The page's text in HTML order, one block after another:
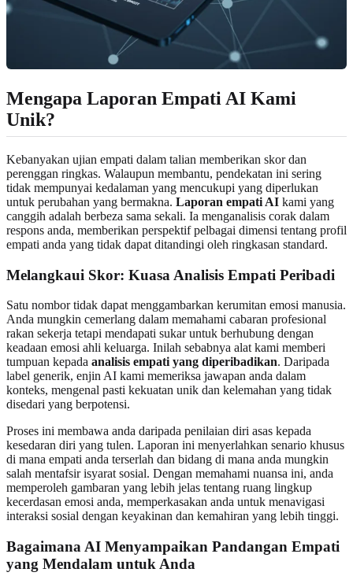
Mengapa Laporan Empati AI Kami
Unik?
Kebanyakan ujian empati dalam talian memberikan skor dan
perenggan ringkas. Walaupun membantu, pendekatan ini sering
tidak mempunyai kedalaman yang mencukupi yang diperlukan
untuk perubahan yang bermakna. Laporan empati AI kami yang
canggih adalah berbeza sama sekali. Ia menganalisis corak dalam
respons anda, memberikan perspektif pelbagai dimensi tentang profil
empati anda yang tidak dapat ditandingi oleh ringkasan standard.
Melangkaui Skor: Kuasa Analisis Empati Peribadi
Satu nombor tidak dapat menggambarkan kerumitan emosi manusia.
Anda mungkin cemerlang dalam memahami cabaran profesional
rakan sekerja tetapi mendapati sukar untuk berhubung dengan
keadaan emosi ahli keluarga. Inilah sebabnya alat kami memberi
tumpuan kepada analisis empati yang diperibadikan. Daripada
label generik, enjin AI kami memeriksa jawapan anda dalam
konteks, mengenal pasti kekuatan unik dan kelemahan yang tidak
disedari yang berpotensi.
Proses ini membawa anda daripada penilaian diri asas kepada
kesedaran diri yang tulen. Laporan ini menyerlahkan senario khusus
di mana empati anda terserlah dan bidang di mana anda mungkin
salah mentafsir isyarat sosial. Dengan memahami nuansa ini, anda
memperoleh gambaran yang lebih jelas tentang ruang lingkup
kecerdasan emosi anda, memperkasakan anda untuk menavigasi
interaksi sosial dengan keyakinan dan kemahiran yang lebih tinggi.
Bagaimana AI Menyampaikan Pandangan Empati
yang Mendalam untuk Anda